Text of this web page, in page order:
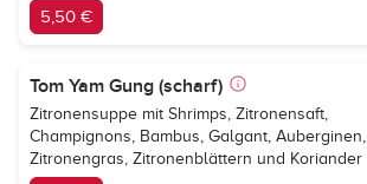
5,50 €
Tom Yam Gung (scharf)
Zitronensuppe mit Shrimps, Zitronensaft,
Champignons, Bambus, Galgant, Auberginen,
Zitronengras, Zitronenblättern und Koriander